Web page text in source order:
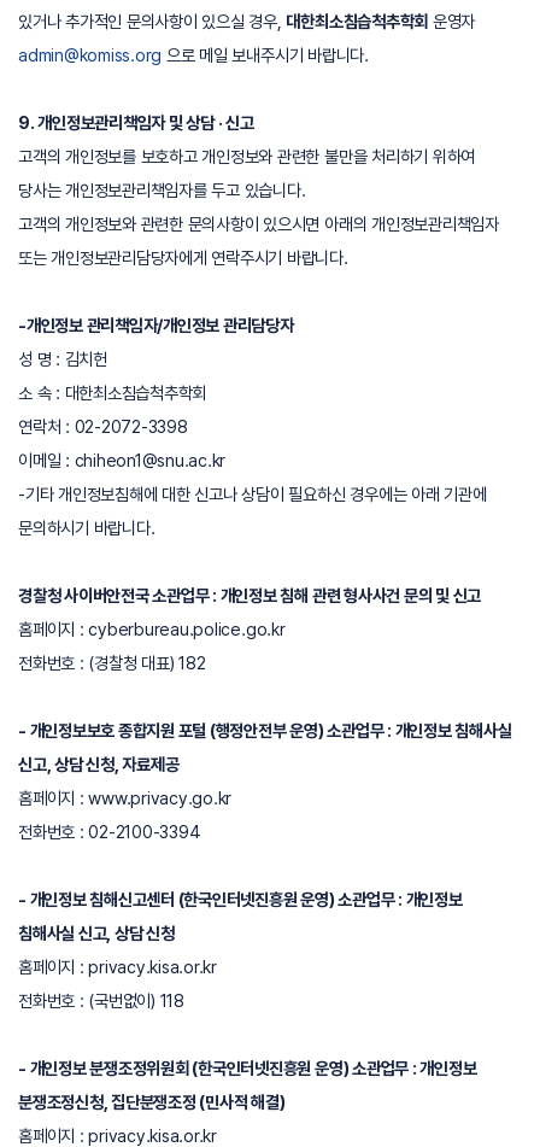
있거나 추가적인 문의사항이 있으실 경우, 대한최소침습척추학회 운영자
admin@komiss.org 으로 메일 보내주시기 바랍니다.
9. 개인정보관리책임자 및 상담 · 신고
고객의 개인정보를 보호하고 개인정보와 관련한 불만을 처리하기 위하여
당사는 개인정보관리책임자를 두고 있습니다.
고객의 개인정보와 관련한 문의사항이 있으시면 아래의 개인정보관리책임자
또는 개인정보관리담당자에게 연락주시기 바랍니다.
-개인정보 관리책임자/개인정보 관리담당자
성 명 : 김치헌
소 속 : 대한최소침습척추학회
연락처 : 02-2072-3398
이메일 : chiheon1@snu.ac.kr
-기타 개인정보침해에 대한 신고나 상담이 필요하신 경우에는 아래 기관에
문의하시기 바랍니다.
경찰청 사이버안전국 소관업무 : 개인정보 침해 관련 형사사건 문의 및 신고
홈페이지 :cyberbureau.police.go.kr
전화번호 : (경찰청 대표) 182
- 개인정보보호 종합지원 포털 (행정안전부 운영) 소관업무 : 개인정보 침해사실
신고, 상담 신청, 자료제공
홈페이지 :www.privacy.go.kr
전화번호 : 02-2100-3394
- 개인정보 침해신고센터 (한국인터넷진흥원 운영) 소관업무 : 개인정보
침해사실 신고, 상담 신청
홈페이지 :privacy.kisa.or.kr
전화번호 : (국번없이) 118
- 개인정보 분쟁조정위원회 (한국인터넷진흥원 운영) 소관업무 : 개인정보
분쟁조정신청, 집단분쟁조정 (민사적 해결)
홈페이지 :privacy.kisa.or.kr